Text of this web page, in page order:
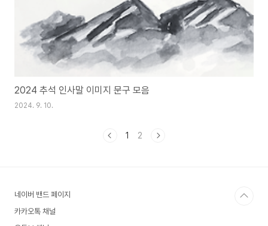
2024 추석 인사말 이미지 문구 모음
2024. 9. 10.
1 2
네이버 밴드 페이지
카카오톡 채널